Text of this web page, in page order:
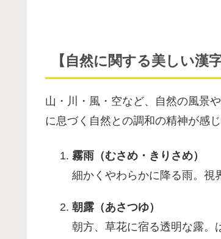
【自然に関する美しい漢字
山・川・風・空など、自然の風景
に息づく自然との調和の精神が感
霧雨（むさめ・きりさめ）
細かくやわらかに降る雨。視
朝露（あさつゆ）
朝方、草花に宿る透明な露。